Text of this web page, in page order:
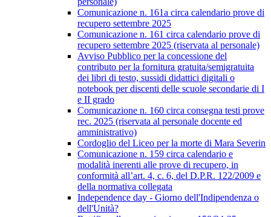
Comunicazione n. 161a circa calendario prove di
recupero settembre 2025
Comunicazione n. 161 circa calendario prove di
recupero settembre 2025 (riservata al personale)
Avviso Pubblico per la concessione del
contributo per la fornitura gratuita/semigratuita
dei libri di testo, sussidi didattici digitali o
notebook per discenti delle scuole secondarie di I
e II grado
Comunicazione n. 160 circa consegna testi prove
rec. 2025 (riservata al personale docente ed
amministrativo)
Cordoglio del Liceo per la morte di Mara Severin
Comunicazione n. 159 circa calendario e
modalità inerenti alle prove di recupero, in
conformità all’art. 4, c. 6, del D.P.R. 122/2009 e
della normativa collegata
Independence day - Giorno dell'Indipendenza o
dell'Unità?